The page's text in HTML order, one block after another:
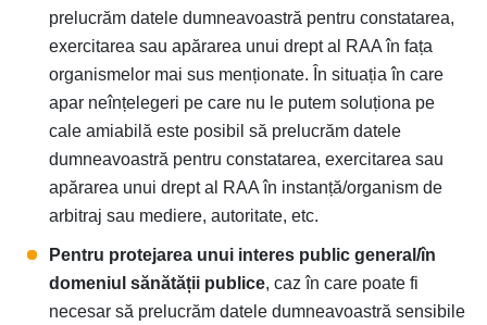
prelucrăm datele dumneavoastră pentru constatarea,
exercitarea sau apărarea unui drept al RAA în fața
organismelor mai sus menționate. În situația în care
apar neînțelegeri pe care nu le putem soluționa pe
cale amiabilă este posibil să prelucrăm datele
dumneavoastră pentru constatarea, exercitarea sau
apărarea unui drept al RAA în instanță/organism de
arbitraj sau mediere, autoritate, etc.
Pentru protejarea unui interes public general/în
domeniul sănătății publice, caz în care poate fi
necesar să prelucrăm datele dumneavoastră sensibile